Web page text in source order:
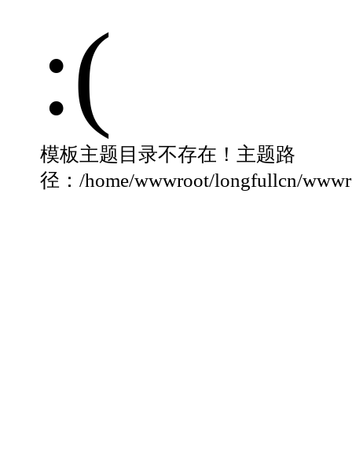
:(
模板主题目录不存在！主题路
径：/home/wwwroot/longfullcn/